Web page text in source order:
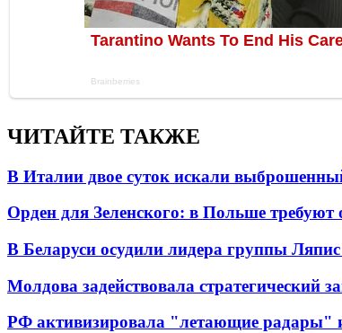
ЧИТАЙТЕ ТАКЖЕ
В Италии двое суток искали
Орден для Зеленского: в Польше требуют
В Беларуси осудили лидера группы
Молдова задействовала стратегический
РФ активизировала "летающие радары"